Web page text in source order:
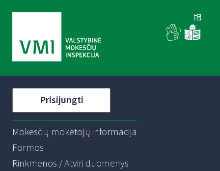
Prisijungti
Mokesčių mokėtojų informacija
Formos
Rinkmenos / Atviri duomenys